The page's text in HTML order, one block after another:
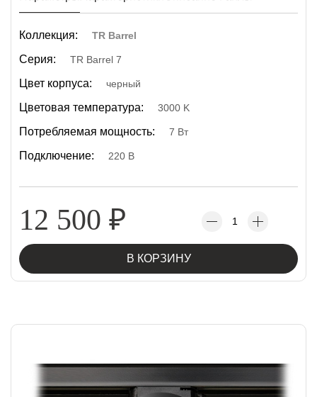
Коллекция: TR Barrel
Серия: TR Barrel 7
Цвет корпуса: черный
Цветовая температура: 3000 K
Потребляемая мощность: 7 Вт
Подключение: 220 В
12 500 ₽
В КОРЗИНУ